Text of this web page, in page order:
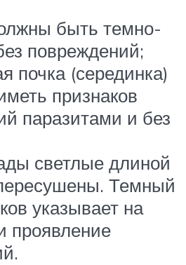
быть темно-
повреждений;
почка (серединка)
признаков
паразитами и без
светлые длиной
Темный
указывает на
проявление